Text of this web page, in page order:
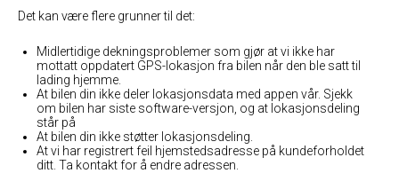
Det kan være flere grunner til det:
Midlertidige dekningsproblemer som gjør at vi ikke har
mottatt oppdatert GPS-lokasjon fra bilen når den ble satt til
lading hjemme.
At bilen din ikke deler lokasjonsdata med appen vår. Sjekk
om bilen har siste software-versjon, og at lokasjonsdeling
står på
At bilen din ikke støtter lokasjonsdeling.
At vi har registrert feil hjemstedsadresse på kundeforholdet
ditt. Ta kontakt for å endre adressen.